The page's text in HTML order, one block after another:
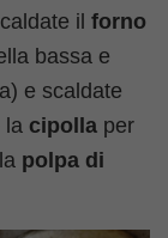
ilforno
bassa e
e scaldate
la cipolla per
polpa di